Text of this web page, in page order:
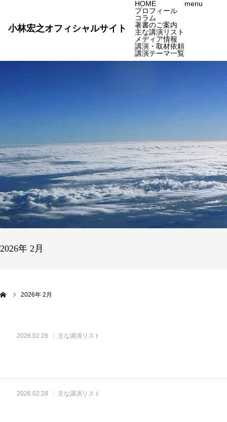
小林宏之オフィシャルサイト
HOME
プロフィール
コラム
著書のご案内
主な講演リスト
メディア情報
講演・取材依頼
講演テーマ一覧
menu
2026年 2月
2026年 2月
2026.02.28 主な講演リスト
2026.02.28 主な講演リスト